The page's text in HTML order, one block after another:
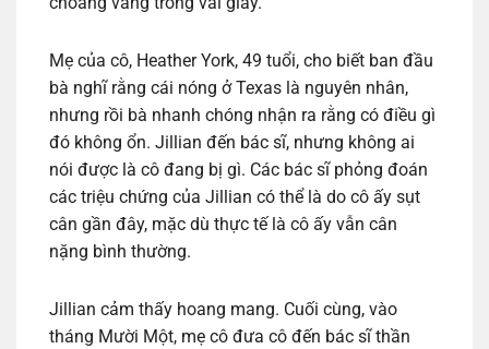
Mẹ của cô, Heather York, 49 tuổi, cho biết ban đầu
bà nghĩ rằng cái nóng ở Texas là nguyên nhân,
nhưng rồi bà nhanh chóng nhận ra rằng có điều gì
đó không ổn. Jillian đến bác sĩ, nhưng không ai
nói được là cô đang bị gì. Các bác sĩ phỏng đoán
các triệu chứng của Jillian có thể là do cô ấy sụt
cân gần đây, mặc dù thực tế là cô ấy vẫn cân
nặng bình thường.
Jillian cảm thấy hoang mang. Cuối cùng, vào
tháng Mười Một, mẹ cô đưa cô đến bác sĩ thần